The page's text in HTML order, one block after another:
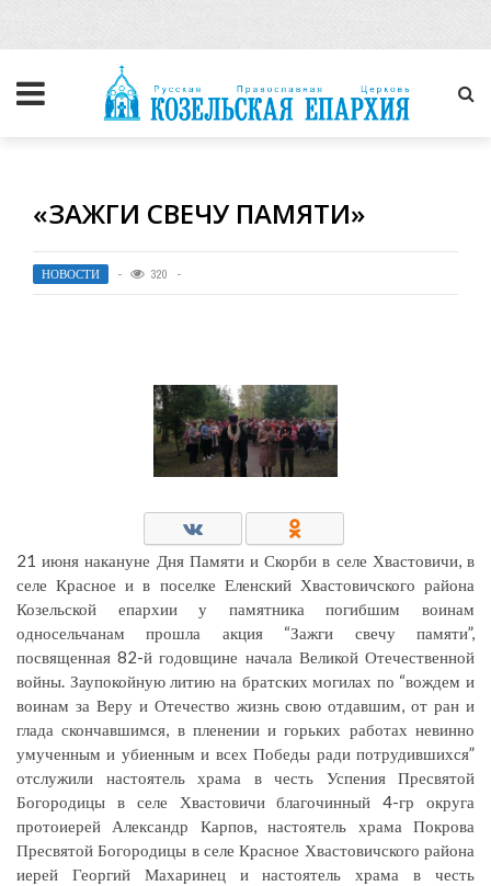
«ЗАЖГИ СВЕЧУ ПАМЯТИ»
НОВОСТИ 320
21 июня накануне Дня Памяти и Скорби в селе Хвастовичи, в
селе Красное и в поселке Еленский Хвастовичского района
Козельской епархии у памятника погибшим воинам
односельчанам прошла акция “Зажги свечу памяти”,
посвященная 82-й годовщине начала Великой Отечественной
войны. Заупокойную литию на братских могилах по “вождем и
воинам за Веру и Отечество жизнь свою отдавшим, от ран и
глада скончавшимся, в пленении и горьких работах невинно
умученным и убиенным и всех Победы ради потрудившихся”
отслужили настоятель храма в честь Успения Пресвятой
Богородицы в селе Хвастовичи благочинный 4-гр округа
протоиерей Александр Карпов, настоятель храма Покрова
Пресвятой Богородицы в селе Красное Хвастовичского района
иерей Георгий Махаринец и настоятель храма в честь